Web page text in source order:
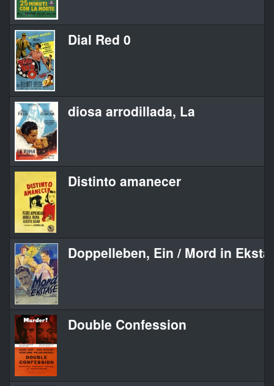
Dial Red 0
diosa arrodillada, La
Distinto amanecer
Doppelleben, Ein / Mord in
Double Confession